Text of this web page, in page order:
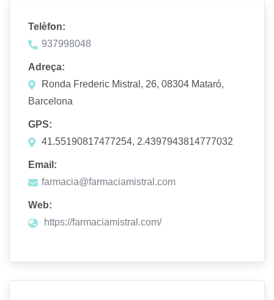
Telèfon:
937998048
Adreça:
Ronda Frederic Mistral, 26, 08304 Mataró,
Barcelona
GPS:
41.55190817477254, 2.4397943814777032
Email:
farmacia@farmaciamistral.com
Web:
https://farmaciamistral.com/